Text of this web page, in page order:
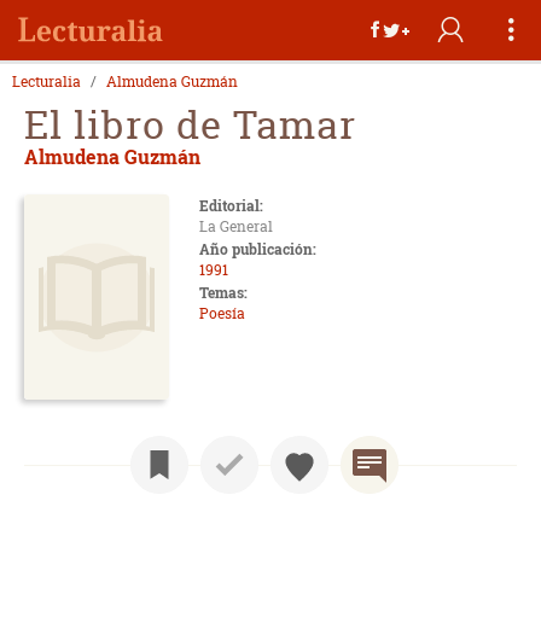
Lecturalia Almudena Guzmán
El libro de Tamar
Almudena Guzmán
Editorial:
La General
Año publicación:
1991
Temas:
Poesía